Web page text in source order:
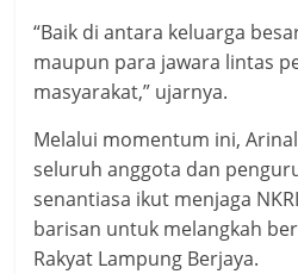
“Baik di antara keluarga
maupun para jawara lintas
masyarakat,” ujarnya.
Melalui momentum ini,
seluruh anggota dan
senantiasa ikut menjaga
barisan untuk melangkah
Rakyat Lampung Berjaya.